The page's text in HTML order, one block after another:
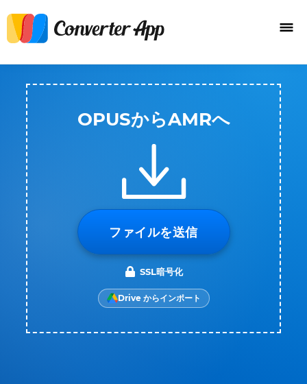
OPUSからAMRへ
ファイルを送信
SSL暗号化
Drive からインポート